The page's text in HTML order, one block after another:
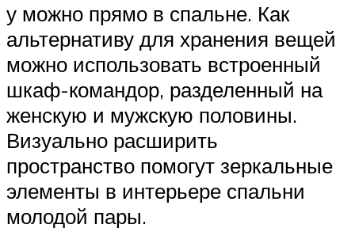
у можно прямо в спальне. Как
альтернативу для хранения вещей
можно использовать встроенный
шкаф-командор, разделенный на
женскую и мужскую половины.
Визуально расширить
пространство помогут зеркальные
элементы в интерьере спальни
молодой пары.